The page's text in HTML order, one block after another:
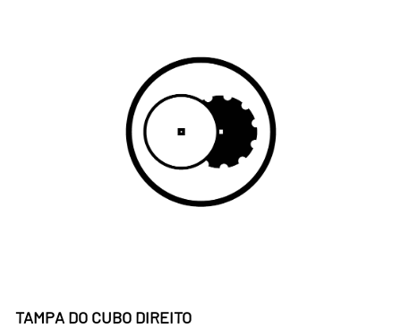
TAMPA DO CUBO DIREITO